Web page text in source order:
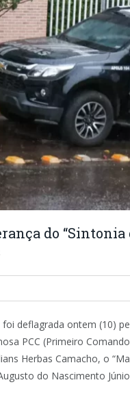
do “Sintonia
deflagrada ontem (10)
PCC (Primeiro
Herbas Camacho, o
do Nascimento